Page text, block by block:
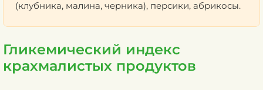
(клубника, малина, черника), персики, абрикосы.
Гликемический индекс
крахмалистых продуктов